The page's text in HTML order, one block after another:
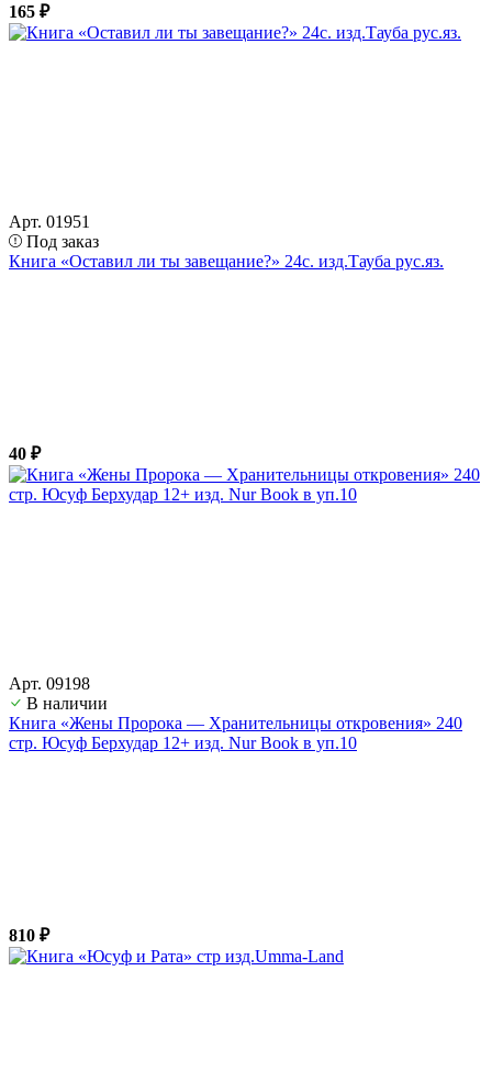
165 ₽
Арт. 01951
Под заказ
Книга «Оставил ли ты завещание?» 24с. изд.Тауба рус.яз.
40 ₽
Арт. 09198
В наличии
Книга «Жены Пророка — Хранительницы откровения» 240
стр. Юсуф Берхудар 12+ изд. Nur Book в уп.10
810 ₽